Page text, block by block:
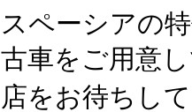
スペーシアの
古車をご用意
店をお待ちして